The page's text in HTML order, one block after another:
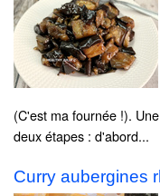
(C'est ma fournée !).
deux étapes : d'abord...
Curry aubergines